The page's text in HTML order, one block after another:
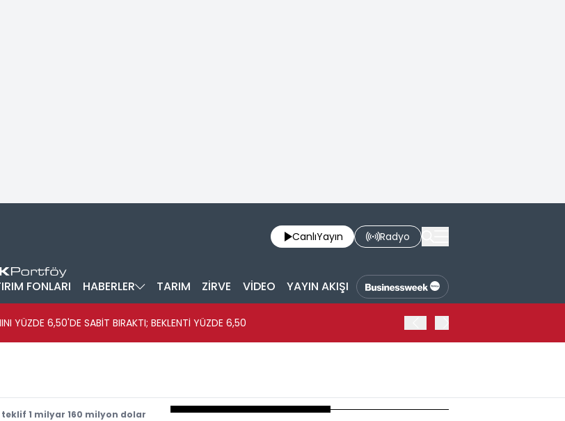
CanlıYayın Radyo
FONLARI HABERLER TARIM ZİRVE VİDEO YAYIN AKIŞI
YÜZDE 6,50'DE SABİT BIRAKTI; BEKLENTİ YÜZDE 6,50
1 milyar 160 milyon dolar